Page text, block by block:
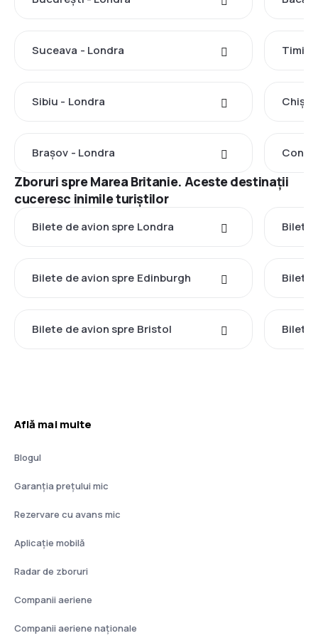
Suceava - Londra
Sibiu - Londra
Brașov - Londra
Zboruri spre Marea Britanie. Aceste destinații
cuceresc inimile turiștilor
Bilete de avion spre Londra Bilete
Bilete de avion spre Edinburgh Bilete
Bilete de avion spre Bristol Bilete
Află mai multe
Blogul
Garanția prețului mic
Rezervare cu avans mic
Aplicație mobilă
Radar de zboruri
Companii aeriene
Companii aeriene naţionale